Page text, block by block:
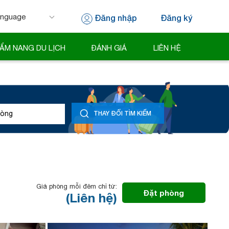
Đăng nhập Đăng ký
NANG DU LỊCH ĐÁNH GIÁ LIÊN HỆ
THAY ĐỔI TÌM KIẾM
Giá phòng mỗi đêm chỉ từ:
(Liên hệ) Đặt phòng